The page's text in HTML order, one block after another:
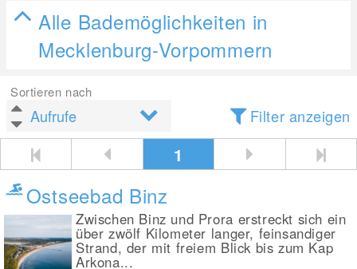
Alle Bademöglichkeiten in
Mecklenburg-Vorpommern
Sortieren nach
Filter anzeigen
1
Ostseebad Binz
Zwischen Binz und Prora erstreckt sich ein
über zwölf Kilometer langer, feinsandiger
Strand, der mit freiem Blick bis zum Kap
Arkona...